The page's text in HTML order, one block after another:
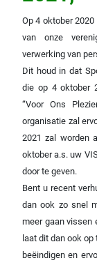
Op 4 oktober
van onze
verwerking van
Dit houd in dat
die op 4 oktober
“Voor Ons
organisatie zal
2021 zal worden
oktober a.s. uw
door te geven.
Bent u recent
dan ook zo snel
meer gaan vissen
laat dit dan ook
beëindigen en